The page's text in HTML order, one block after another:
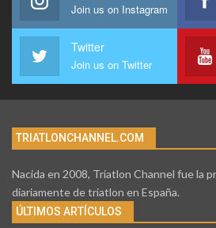
Join us on Instagram
Twitter
Join us on Twitter
TRIATLONCHANNEL.COM
Nacida en 2008, Triatlon Channel fue la
diariamente de triatlon en España.
ÚLTIMOS ARTÍCULOS